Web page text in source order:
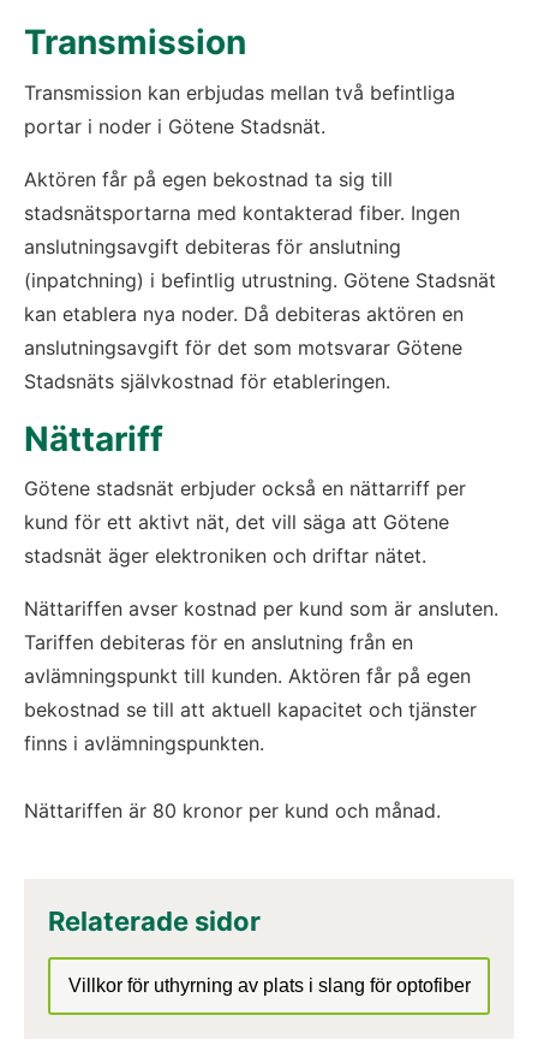
Transmission
Transmission kan erbjudas mellan två befintliga
portar i noder i Götene Stadsnät.
Aktören får på egen bekostnad ta sig till
stadsnätsportarna med kontakterad fiber. Ingen
anslutningsavgift debiteras för anslutning
(inpatchning) i befintlig utrustning. Götene Stadsnät
kan etablera nya noder. Då debiteras aktören en
anslutningsavgift för det som motsvarar Götene
Stadsnäts självkostnad för etableringen.
Nättariff
Götene stadsnät erbjuder också en nättarriff per
kund för ett aktivt nät, det vill säga att Götene
stadsnät äger elektroniken och driftar nätet.
Nättariffen avser kostnad per kund som är ansluten.
Tariffen debiteras för en anslutning från en
avlämningspunkt till kunden. Aktören får på egen
bekostnad se till att aktuell kapacitet och tjänster
finns i avlämningspunkten.
Nättariffen är 80 kronor per kund och månad.
Relaterade sidor
Villkor för uthyrning av plats i slang för optofiber